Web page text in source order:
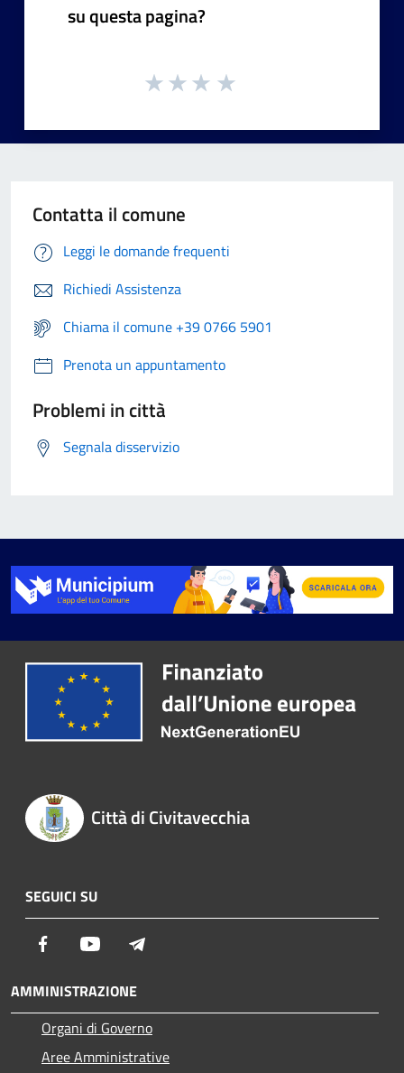
su questa pagina?
Contatta il comune
Leggi le domande frequenti
Richiedi Assistenza
Chiama il comune +39 0766 5901
Prenota un appuntamento
Problemi in città
Segnala disservizio
Città di Civitavecchia
SEGUICI SU
Facebook Youtube
AMMINISTRAZIONE
Organi di Governo
Aree Amministrative